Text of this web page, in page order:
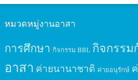
หมวดหมู่งานอาสา
การศึกษา กิจกรรม BBL กิจกรรม
อาสา ค่ายนานาชาติ ค่ายอนุรักษ์